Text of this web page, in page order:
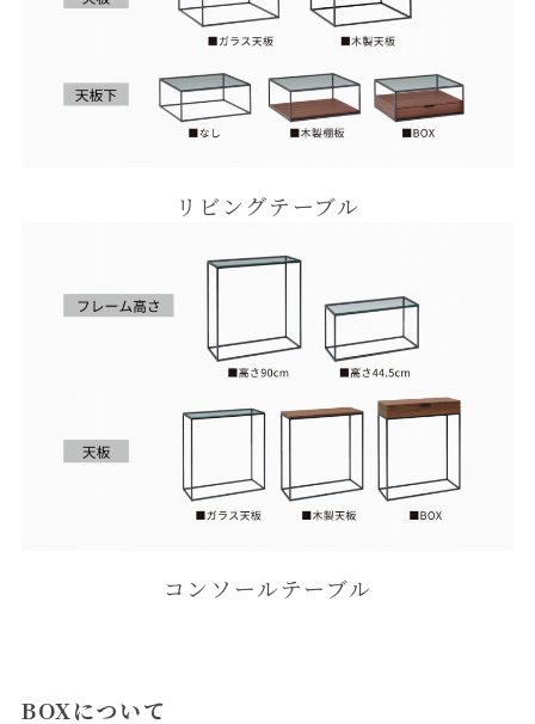
リビングテーブル
コンソールテーブル
BOXについて